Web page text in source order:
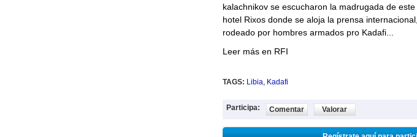
kalachnikov se escucharon la madrugada de
hotel Rixos donde se aloja la prensa
rodeado por hombres armados pro Kadafi...
Leer más en RFI
TAGS: Libia, Kadafi
Participa: Comentar Valorar